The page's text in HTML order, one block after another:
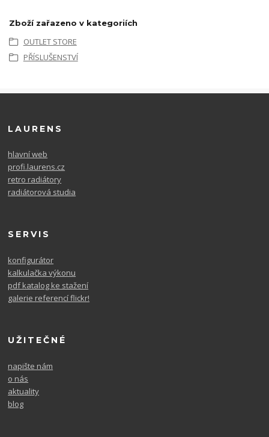
Zboží zařazeno v kategoriích
OUTLET STORE
PŘÍSLUŠENSTVÍ
LAURENS
hlavní web
profi.laurens.cz
retro radiátory
radiátorová studia
SERVIS
konfigurátor
kalkulačka výkonu
pdf katalog ke stažení
galerie referencí flickr!
UŽITEČNÉ
napište nám
o nás
aktuality
blog